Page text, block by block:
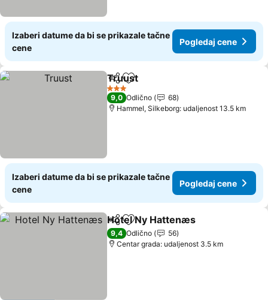
Izaberi datume da bi se prikazale tačne
cene
Pogledaj cene
Deli Dodati u favorite
Truust
3 Zvezdice
9,0 Odlično
68
Hammel, Silkeborg: udaljenost 13.5 km
Izaberi datume da bi se prikazale tačne
cene
Pogledaj cene
Deli Dodati u favorite
Hotel Ny Hattenæs
9,4 Odlično
56
Centar grada: udaljenost 3.5 km